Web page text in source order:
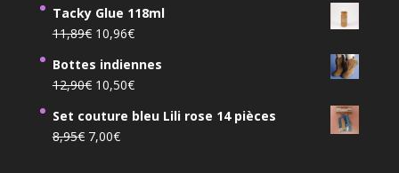
initial
était :
139,00€.
actuel
115,00€.
Tacky Glue 118ml
11,89€ Le
initial
était :
11,89€.
10,96€Le
actuel
est :
10,96€.
Bottes indiennes
12,90€ Le
initial
était :
10,50€Le
actuel
Set couture bleu Lili rose 14 pièces
8,95€ Le
7,00€Le